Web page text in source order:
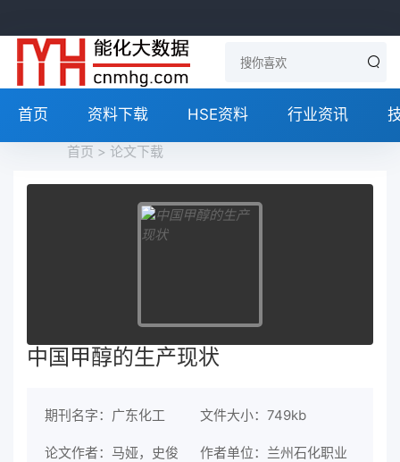
首页 资料下载 HSE资料 行业资讯
首页 > 论文下载
中国甲醇的生产现状
期刊名字：广东化工 文件大小：749kb
论文作者：马娅，史俊
作者单位：兰州石化职业